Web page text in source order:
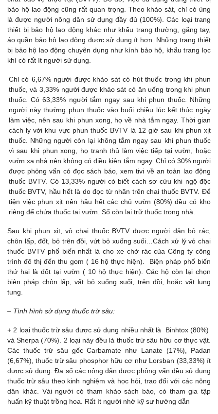
bảo hộ lao động cũng rất quan trọng. Theo khảo sát, chỉ có ủng
là được người nông dân sử dụng đầy đủ (100%). Các loại trang
thiết bị bảo hộ lao động khác như khẩu trang thường, găng tay,
áo quần bảo hộ lao động được sử dụng ít hơn. Những trang thiết
bị bảo hộ lao động chuyên dụng như kính bảo hộ, khẩu trang lọc
khí có rất ít người sử dụng.
Chỉ có 6,67% người được khảo sát có hút thuốc trong khi phun
thuốc, và 3,33% người được khảo sát có ăn uống trong khi phun
thuốc. Có 63,33% người tắm ngay sau khi phun thuốc. Những
người này thường phun thuốc vào buổi chiều lúc kết thúc ngày
làm việc, nên sau khi phun xong, họ về nhà tắm ngay. Thời gian
cách ly với khu vực phun thuốc BVTV là 12 giờ sau khi phun xịt
thuốc. Những người còn lại không tắm ngay sau khi phun thuốc
vì sau khi phun xong, họ tranh thủ làm việc tiếp tại vườn, hoặc
vườn xa nhà nên không có điều kiện tắm ngay. Chỉ có 30% người
được phỏng vấn có đọc sách báo, xem tivi về an toàn lao động
thuốc BVTV. Có 13,33% người có biết cách sơ cứu khi ngộ độc
thuốc BVTV, hầu hết là do đọc từ nhãn trên chai thuốc BVTV. Để
tiện việc phun xịt nên hầu hết các chủ vườn (80%) đều có kho
riêng để chứa thuốc tại vườn. Số còn lại trữ thuốc trong nhà.
Sau khi phun xịt, vỏ chai thuốc BVTV được người dân bỏ rác,
chôn lấp, đốt, bỏ trên đồi, vứt bỏ xuống suối…Cách xử lý vỏ chai
thuốc BVTV phổ biến nhất là cho xe chở rác của Công ty công
trình đô thị đến thu gom ( 16 hộ thực hiện). Biện pháp phổ biến
thứ hai là đốt tại vườn ( 10 hộ thực hiện). Các hộ còn lại chọn
biện pháp chôn lấp, vất bỏ xuống suối, trên đồi, hoặc vất lung
tung.
– Tình hình sử dụng thuốc trừ sâu:
+ 2 loại thuốc trừ sâu được sử dụng nhiều nhất là Binhtox (80%)
và Sherpa (70%). 2 loại này đều là thuốc trừ sâu hữu cơ thực vật.
Các thuốc trừ sâu gốc Carbamate như Lanate (17%), Padan
(6,67%), thuốc trừ sâu phosphor hữu cơ như Lorsban (33,33%) ít
được sử dụng. Đa số các nông dân được phỏng vấn đều sử dụng
thuốc trừ sâu theo kinh nghiệm và học hỏi, trao đổi với các nông
dân khác. Vài người có tham khảo sách báo, có tham gia tập
huấn kỹ thuật trồng hoa. Rất ít người nhờ kỹ sư hướng dẫn